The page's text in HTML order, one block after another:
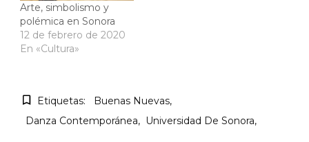
Arte, simbolismo y
polémica en Sonora
12 de febrero de 2020
En «Cultura»
Etiquetas:
Buenas Nuevas
Danza Contemporánea
Universidad De Sonora